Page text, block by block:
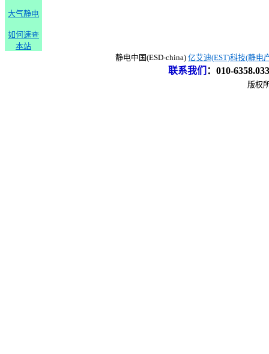
大气静电
如何速查
本站
静电中国(ESD-china) 亿艾迪(EST)科技(静电
联系我们 ： 010-
版权